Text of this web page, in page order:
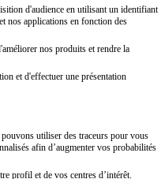
d'audience en utilisant un identifiant
nos applications en fonction des
nos produits et rendre la
et d'effectuer une présentation
utiliser des traceurs pour vous
afin d’augmenter vos probabilités
profil et de vos centres d’intérêt.